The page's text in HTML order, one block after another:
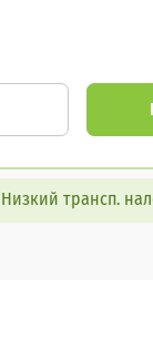
Низкий трансп.